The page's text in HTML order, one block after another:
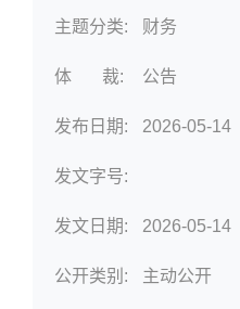
主题分类: 财务
体 裁: 公告
发布日期: 2026-05-14
发文字号:
发文日期: 2026-05-14
公开类别: 主动公开